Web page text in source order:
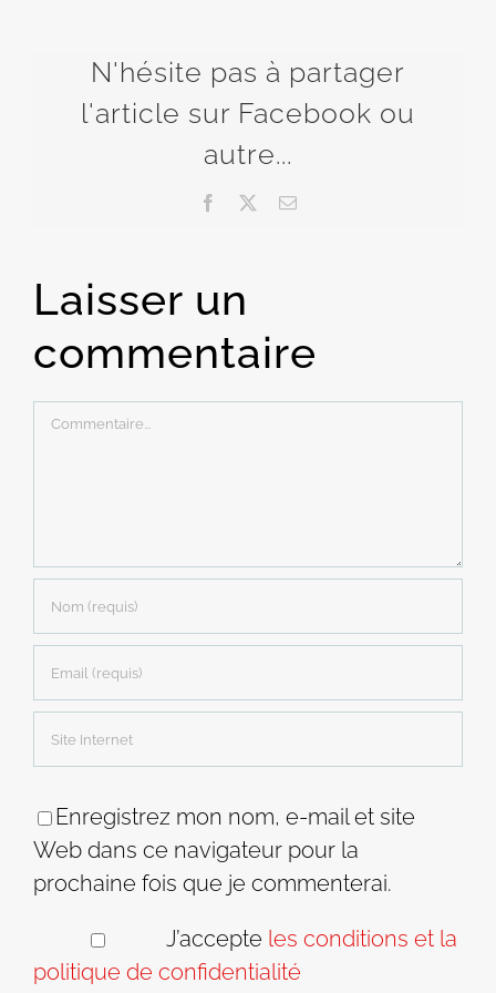
N'hésite pas à partager
l'article sur Facebook ou
autre...
Facebook Email
Laisser un
commentaire
Commentaire
Enregistrez mon nom, e-mail et site
Web dans ce navigateur pour la
prochaine fois que je commenterai.
J’accepte les conditions et la
politique de confidentialité